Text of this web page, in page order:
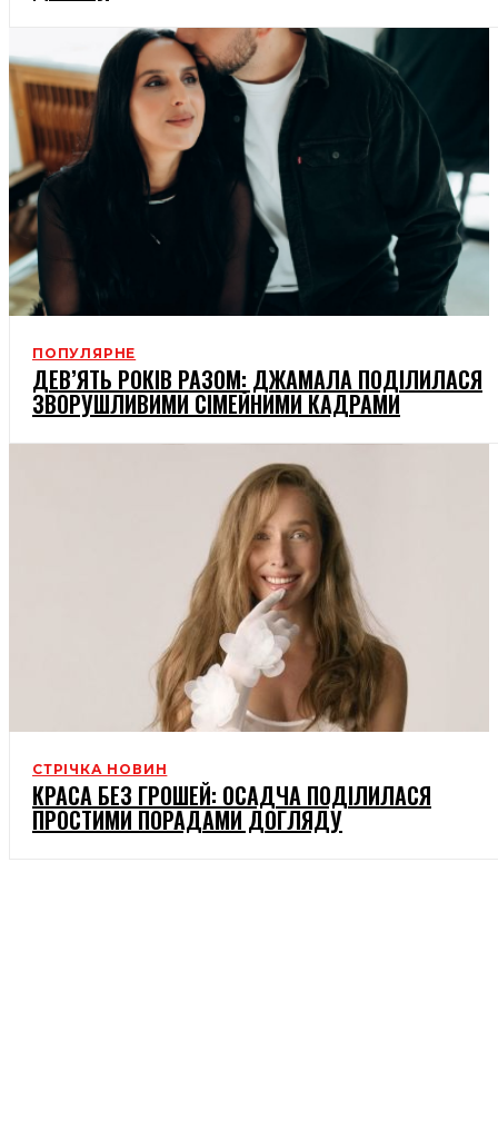
ПОПУЛЯРНЕ
ДЕВ’ЯТЬ РОКІВ РАЗОМ: ДЖАМАЛА ПОДІЛИЛАСЯ
ЗВОРУШЛИВИМИ СІМЕЙНИМИ КАДРАМИ
СТРІЧКА НОВИН
КРАСА БЕЗ ГРОШЕЙ: ОСАДЧА ПОДІЛИЛАСЯ
ПРОСТИМИ ПОРАДАМИ ДОГЛЯДУ